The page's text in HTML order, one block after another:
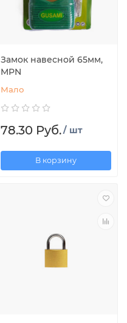
Замок навесной 65мм,
MPN
Мало
78.30 Руб./ шт
В корзину